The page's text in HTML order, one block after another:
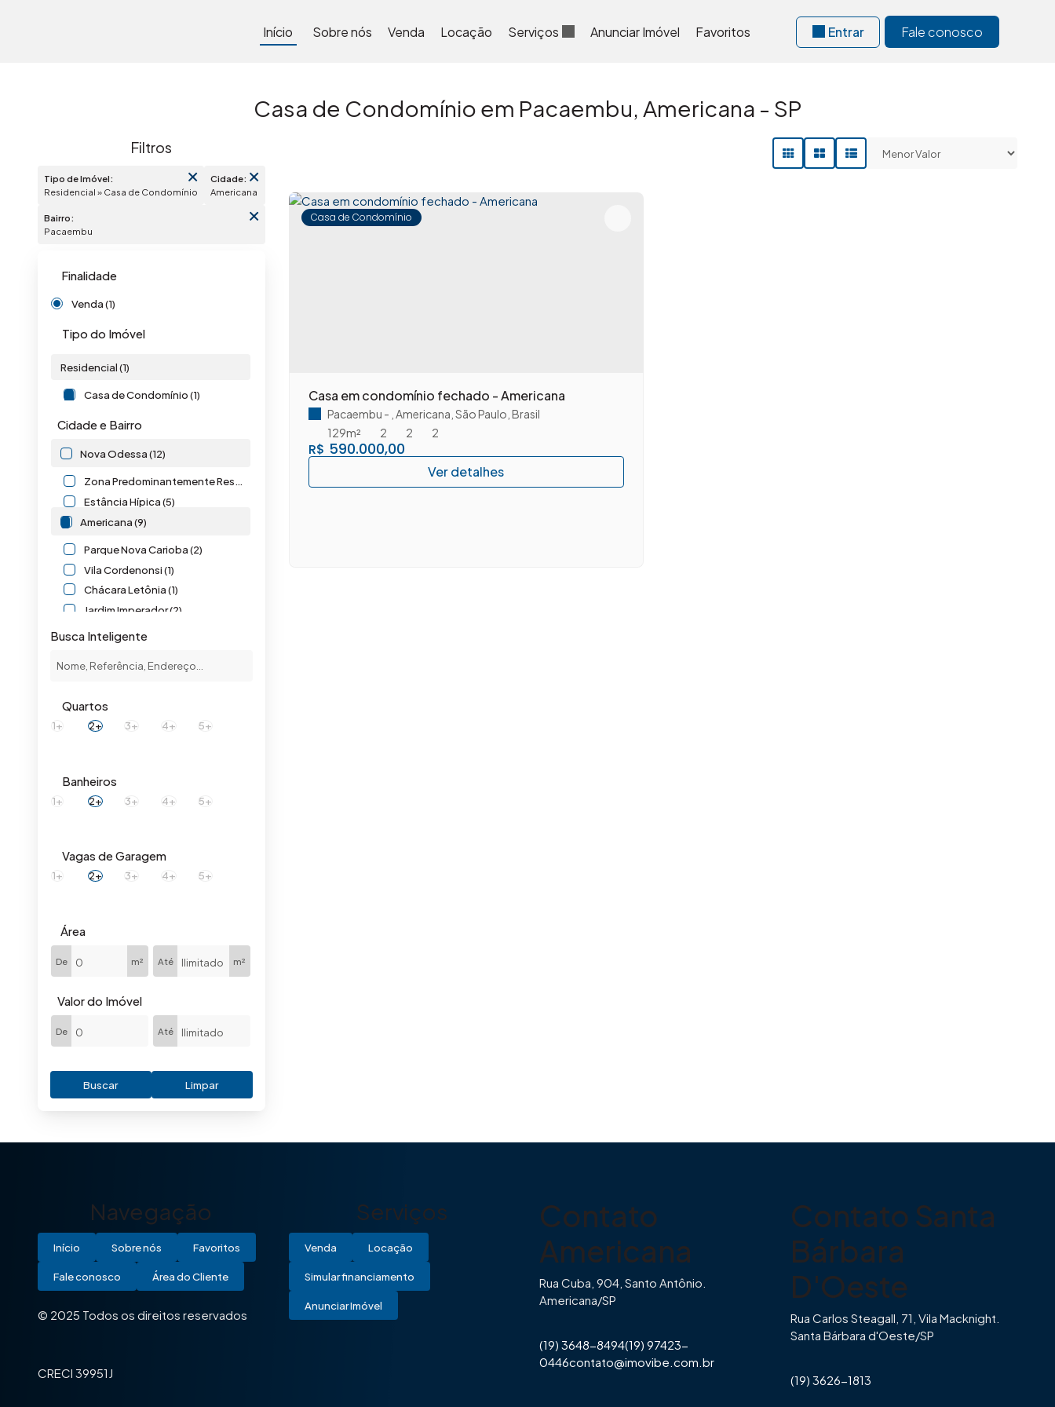
Fale conosco
Entrar
Favoritos
Anunciar Imóvel
Serviços
Locação
Venda
Sobre nós
Início
Casa de Condomínio em Pacaembu, Americana - SP
Tipo de Imóvel:
Residencial » Casa de Condomínio
Cidade:
Americana
Bairro:
Pacaembu
Finalidade
Venda (1)
Tipo do Imóvel
Residencial (1)
Casa de Condomínio (1)
Cidade e Bairro
Nova Odessa (12)
Zona Predominantemente Residencial Dois ( ZPR 2) (7)
Estância Hípica (5)
Americana (9)
Parque Nova Carioba (2)
Vila Cordenonsi (1)
Chácara Letônia (1)
Jardim Imperador (2)
Jardim São José (1)
Vila Rehder (1)
Jardim Panambi (1)
Busca Inteligente
Quartos
1+ 2+ 3+ 4+ 5+
Banheiros
1+ 2+ 3+ 4+ 5+
Vagas de Garagem
1+ 2+ 3+ 4+ 5+
Área
De m² Até m²
Valor do Imóvel
De Até
Buscar Limpar
Casa de Condomínio
Casa em condomínio fechado - Americana
R$ 590.000,00
Pacaembu Americana São Paulo Brasil
2
2
129m² 2
Navegação
Início Sobre nós Favoritos
Fale conosco Área do Cliente
© 2025 Todos os direitos reservados
CRECI 39951J
Serviços
Venda Locação
Simular financiamento
Anunciar Imóvel
Contato
Americana
Rua Cuba, 904, Santo Antônio.
Americana/SP
(19) 3648-8494(19) 97423-
0446contato@imovibe.com.br
Contato Santa
Bárbara
D'Oeste
Rua Carlos Steagall, 71, Vila Macknight.
Santa Bárbara d'Oeste/SP
(19) 3626-1813